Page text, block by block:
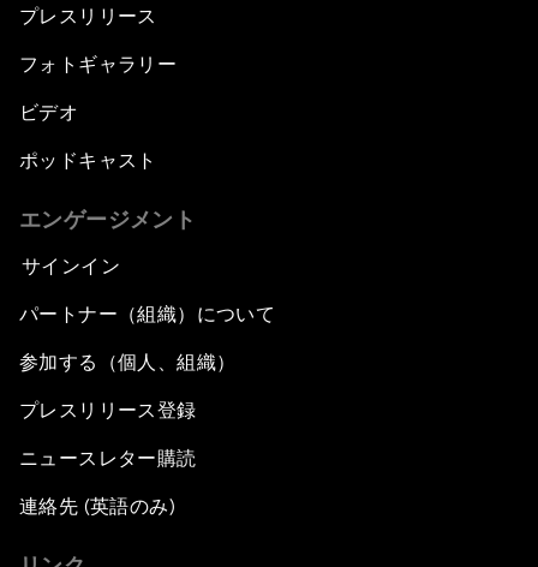
プレスリリース
フォトギャラリー
ビデオ
ポッドキャスト
エンゲージメント
サインイン
パートナー（組織）について
参加する（個人、組織）
プレスリリース登録
ニュースレター購読
連絡先 (英語のみ)